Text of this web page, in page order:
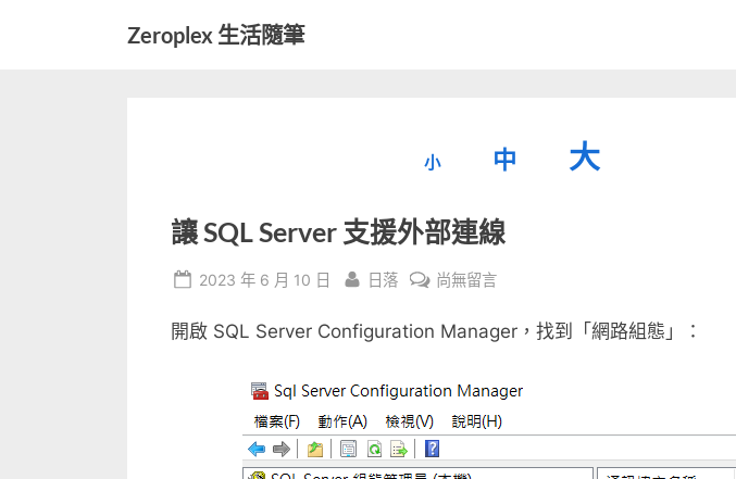
Zeroplex 生活隨筆
小
小
型
小。
中
重
大
大
型
小。
讓 SQL Server 支援外部連線
Posted
2023 年 6 月 10 日 By
日落
在
SQL
支
外
部
尚無留言
開啟 SQL Server Configuration Manager，找到「網路組態」：